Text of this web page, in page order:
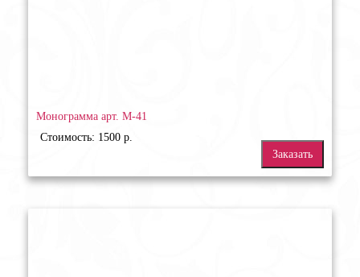
Монограмма арт. М-41
Стоимость: 1500 р.
Заказать